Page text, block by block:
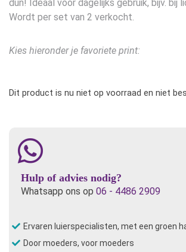
dun! Ideaal voor dagelijks gebruik, bijv. bij
Wordt per set van 2 verkocht.
Kies hieronder je favoriete print:
Dit product is nu niet op voorraad en niet
Hulp of advies nodig?
Whatsapp ons op 06 - 4486 2909
Ervaren luierspecialisten, met een groen
Door moeders, voor moeders